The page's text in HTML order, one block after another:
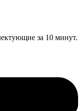
за 10 минут.